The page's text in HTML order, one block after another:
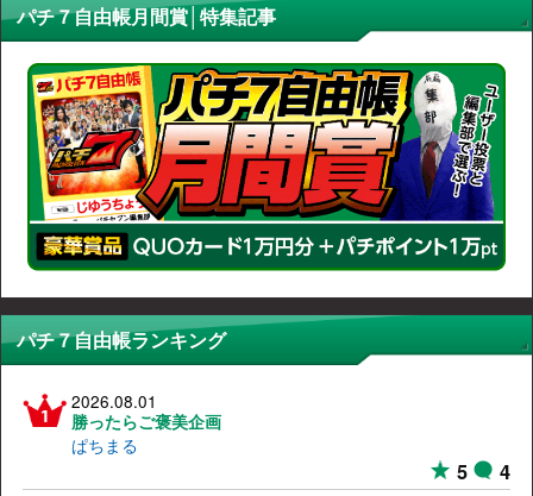
パチ７自由帳月間賞│特集記事
パチ７自由帳ランキング
2026.08.01
勝ったらご褒美企画
ぱちまる
5 4